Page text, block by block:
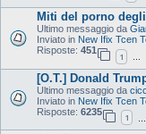
Miti del porno
Ultimo messaggio da
Inviato in New Ifix Tcen
Risposte: 451
1 …
[O.T.] Donald
Ultimo messaggio da
Inviato in New Ifix Tcen
Risposte: 6235
1